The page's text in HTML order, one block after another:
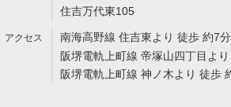
住吉万代東105
南海高野線 住吉東より 徒歩 約7分
阪堺電軌上町線 帝塚山四丁目よ
阪堺電軌上町線 神ノ木より 徒歩